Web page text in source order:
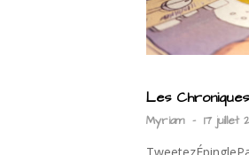
Les
Myriam - 17 juillet